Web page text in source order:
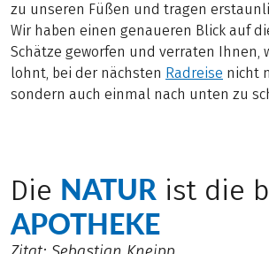
zu unseren Füßen und tragen
Wir haben einen genaueren Blick auf
Schätze geworfen und verraten Ihnen,
lohnt, bei der nächsten Radreise nicht
sondern auch einmal nach unten zu
Die NATUR ist die
APOTHEKE